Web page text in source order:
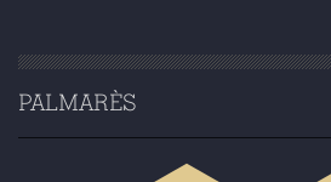
PALMARÈS